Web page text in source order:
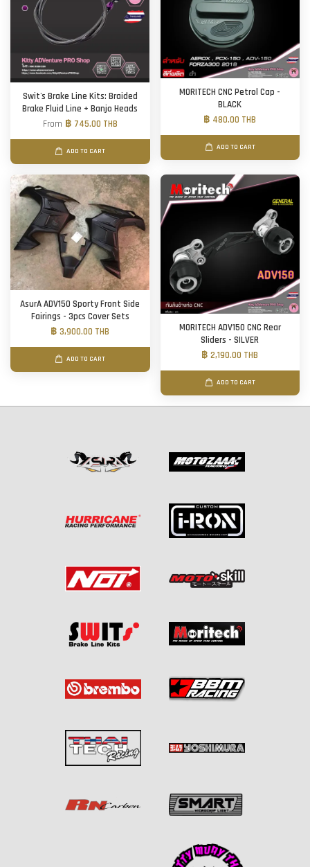
Swit's Brake Line Kits: Braided
Brake Fluid Line + Banjo Heads
From ฿ 745.00 THB
ADD TO CART
MORITECH CNC Petrol Cap -
BLACK
฿ 480.00 THB
ADD TO CART
AsurA ADV150 Sporty Front Side
Fairings - 3pcs Cover Sets
฿ 3,900.00 THB
ADD TO CART
MORITECH ADV150 CNC Rear
Sliders - SILVER
฿ 2,190.00 THB
ADD TO CART